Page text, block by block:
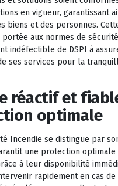
en vigueur, garantissant
biens et des personnes.
aux normes de
indéfectible de DSPI à
ses services pour la
réactif et
optimale
Incendie se distingue par
une protection
à leur disponibilité
rapidement en cas de